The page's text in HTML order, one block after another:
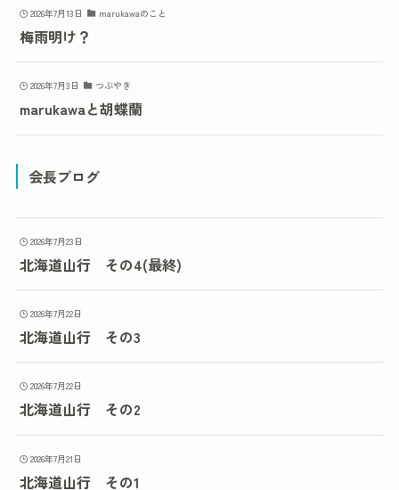
2026年7月13日 marukawaのこと
梅雨明け？
2026年7月3日 つぶやき
marukawaと胡蝶蘭
会長ブログ
2026年7月23日
北海道山行 その4(最終)
2026年7月22日
北海道山行 その3
2026年7月22日
北海道山行 その2
2026年7月21日
北海道山行 その1